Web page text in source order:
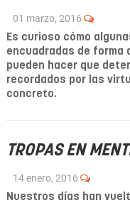
01 marzo, 2016
Es curioso cómo
encuadradas de forma
pueden hacer que
recordados por las
concreto.
TROPAS EN
14 enero, 2016
Nuestros días han